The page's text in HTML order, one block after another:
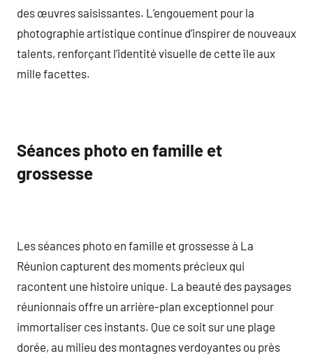
des œuvres saisissantes. L’engouement pour la
photographie artistique continue d’inspirer de nouveaux
talents, renforçant l’identité visuelle de cette île aux
mille facettes.
Séances photo en famille et
grossesse
Les séances photo en famille et grossesse à La
Réunion capturent des moments précieux qui
racontent une histoire unique. La beauté des paysages
réunionnais offre un arrière-plan exceptionnel pour
immortaliser ces instants. Que ce soit sur une plage
dorée, au milieu des montagnes verdoyantes ou près